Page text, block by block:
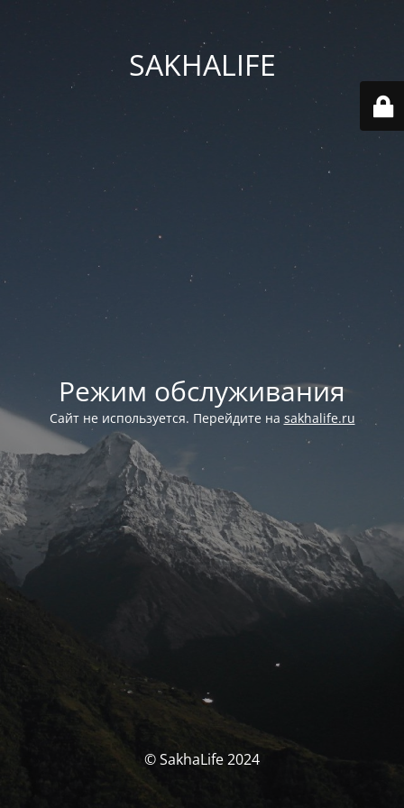
SAKHALIFE
Режим обслуживания
Сайт не используется. Перейдите на sakhalife.ru
© SakhaLife 2024